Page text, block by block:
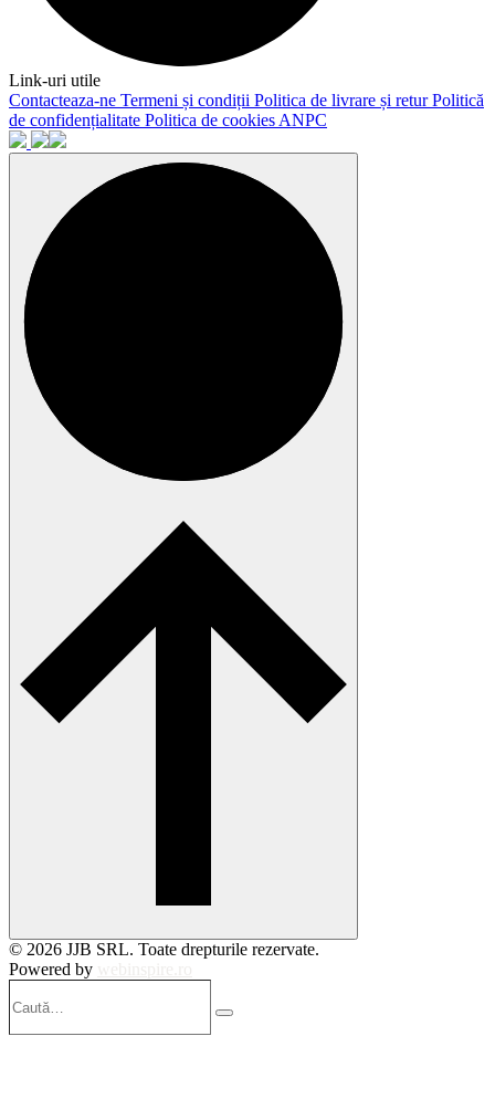
Link-uri utile
Contacteaza-ne Termeni și condiții Politica de livrare și returPolitică
de confidențialitate Politica de cookies ANPC
© 2026 JJB SRL. Toate drepturile rezervate.
Powered by
Search